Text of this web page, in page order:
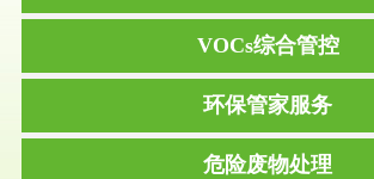
VOCs综合管控
环保管家服务
危险废物处理